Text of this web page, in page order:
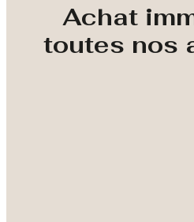
Achat
toutes nos